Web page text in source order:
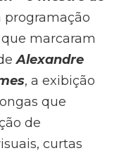
programação
marcaram
Alexandre
, a exibição
que
de
curtas